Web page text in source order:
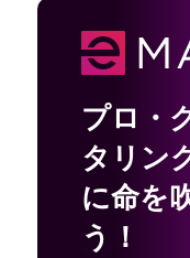
プロ・
タリン
に命を
う！